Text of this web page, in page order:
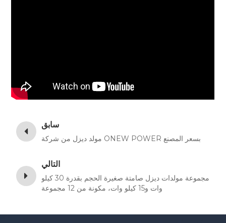
سابق
مولد ديزل من شركة ONEW POWER بسعر المصنع
التالي
مجموعة مولدات ديزل صامتة صغيرة الحجم بقدرة 30 كيلو
وات و15 كيلو وات، مكونة من 12 مجموعة